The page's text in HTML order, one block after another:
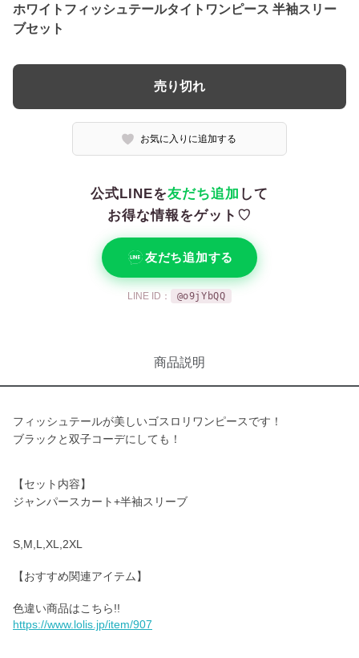
ホワイトフィッシュテールタイトワンピース 半袖スリー
ブセット
売り切れ
お気に入りに追加する
公式LINEを友だち追加 して
お得な情報をゲット♡
友だち追加する
LINE ID： @o9jYbQQ
商品説明
フィッシュテールが美しいゴスロリワンピースです！
ブラックと双子コーデにしても！
【セット内容】
ジャンパースカート+半袖スリーブ
S,M,L,XL,2XL
【おすすめ関連アイテム】
https://www.lolis.jp/item/907